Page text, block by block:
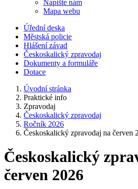
Napište nám
Mapa webu
Úřední deska
Městská policie
Hlášení závad
Českoskalický zpravodaj
Dokumenty a formuláře
Dotace
Úvodní stránka
Praktické info
Zpravodaj
Českoskalický zpravodaj
Ročník 2026
Českoskalický zpravodaj na červen
Českoskalický
červen 2026